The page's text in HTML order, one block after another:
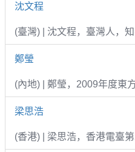
沈文程
(臺灣) | 沈文程，臺灣人，
鄭瑩
(內地) | 鄭瑩，2009年度東
梁思浩
(香港) | 梁思浩，香港電臺